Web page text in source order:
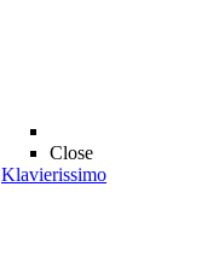
Close
Klavierissimo